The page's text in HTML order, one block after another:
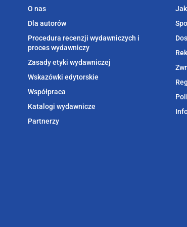
O nas
Dla autorów
Procedura recenzji wydawniczych i
proces wydawniczy
Zasady etyki wydawniczej
Wskazówki edytorskie
Współpraca
Katalogi wydawnicze
Partnerzy